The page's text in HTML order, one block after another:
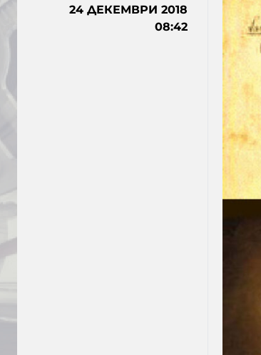
24 ДЕКЕМВРИ 2018
08:42